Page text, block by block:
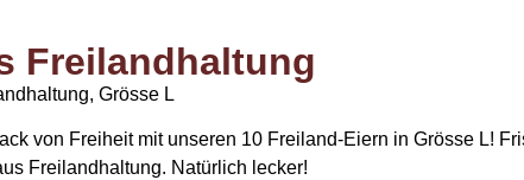
Freilandhaltung
Grösse L
von Freiheit mit unseren 10 Freiland-Eiern in Grösse L!
Freilandhaltung. Natürlich lecker!